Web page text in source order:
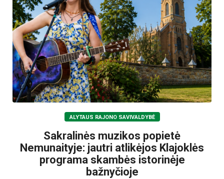
ALYTAUS RAJONO SAVIVALDYBĖ
Sakralinės muzikos popietė
Nemunaityje: jautri atlikėjos Klajoklės
programa skambės istorinėje
bažnyčioje